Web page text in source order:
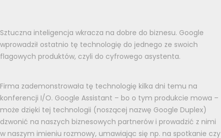
Sztuczna inteligencja wkracza na dobre do biznesu. Google
wprowadził ostatnio tę technologię do jednego ze swoich
flagowych produktów, czyli do cyfrowego asystenta.
Firma zademonstrowała tę technologię kilka dni temu na
konferencji I/O. Google Assistant – bo o tym produkcie mowa –
może dzięki tej technologii (noszącej nazwę Google Duplex)
dzwonić na naszych biznesowych partnerów i prowadzić z nimi
w naszym imieniu rozmowy, umawiając się np. na spotkanie czy